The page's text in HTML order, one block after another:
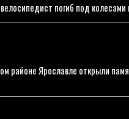
погиб под колесами
районе Ярославле открыли